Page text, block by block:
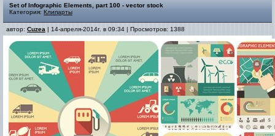
Set of Infographic Elements, part 100 - vector stock
Категория: Клипарты
автор: Cuzea | 14-апреля-2014г. в 09:34 | Просмотров: 1388